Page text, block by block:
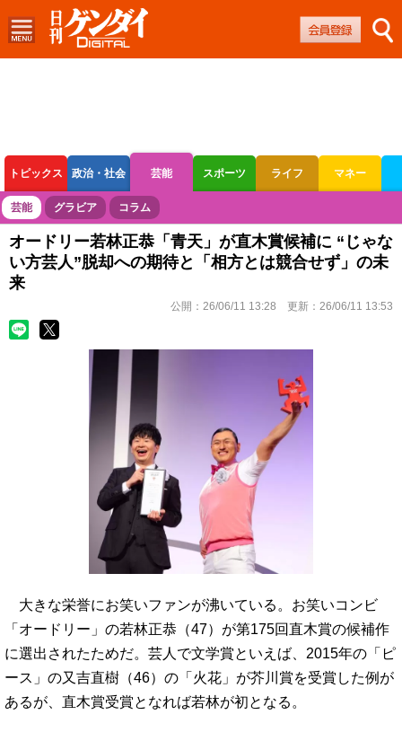
トピックス 政治・社会 芸能 スポーツ ライフ マネー
ボートレース 競輪 オートレース
芸能 グラビア コラム
オードリー若林正恭「青天」が直木賞候補に “じゃな
い方芸人”脱却への期待と「相方とは競合せず」の未
来
公開： 26/06/11 13:28 更新： 26/06/11 13:53
大きな栄誉にお笑いファンが沸いている。お笑いコンビ
「オードリー」の若林正恭（47）が第175回直木賞の候補作
に選出されたためだ。芸人で文学賞といえば、2015年の「ピ
ース」の又吉直樹（46）の「火花」が芥川賞を受賞した例が
あるが、直木賞受賞となれば若林が初となる。